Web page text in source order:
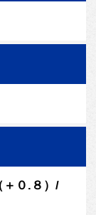
０.８）/